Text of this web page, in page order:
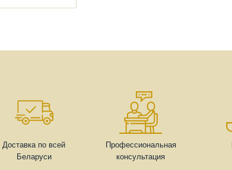
Доставка по всей
Беларуси
Профессиональная
консультация